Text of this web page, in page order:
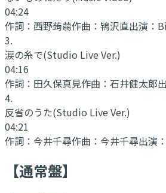
04:24
作詞： 西野蒟蒻作曲： 鴇沢直出演：
3.
涙の糸で(Studio Live Ver.)
04:16
作詞： 田久保真見作曲： 石井健太郎
4.
反省のうた(Studio Live Ver.)
04:21
作詞： 今井千尋作曲： 今井千尋出演：
【通常盤】